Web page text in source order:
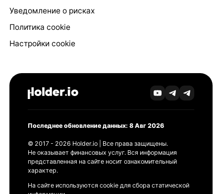
Уведомление о рисках
Политика cookie
Настройки cookie
Последнее обновление данных: 8 Авг 2026
© 2017 - 2026 Holder.io | Все права защищены.
Не оказывает финансовых услуг. Вся информация
представленная на сайте носит ознакомительный
характер.
На сайте используются cookie для сбора статической